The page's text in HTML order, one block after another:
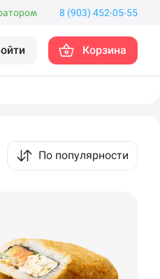
8 (903) 452-05-55
Корзина
По популярности